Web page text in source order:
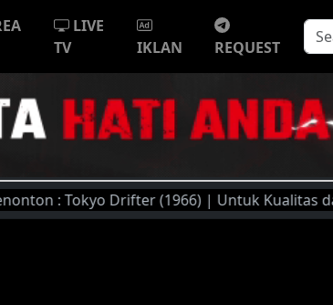
LIVE
TV
IKLAN REQUEST
: Tokyo Drifter (1966) | Untuk Kualitas dan